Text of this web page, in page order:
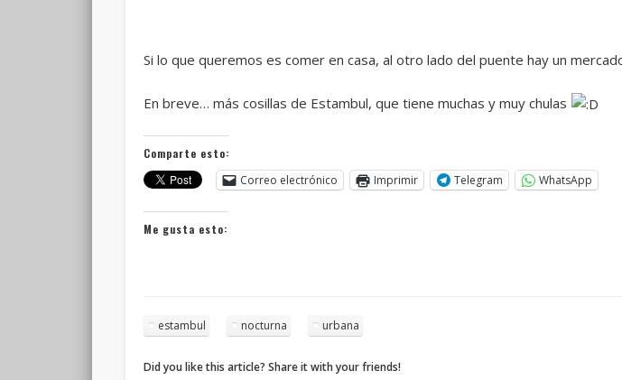
Si lo que queremos es comer en casa, al otro lado del puente hay un
En breve… más cosillas de Estambul, que tiene muchas y muy chulas
Comparte esto:
Correo electrónico
Imprimir Telegram WhatsApp
Me gusta esto:
estambul nocturna urbana
Did you like this article? Share it with your friends!